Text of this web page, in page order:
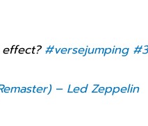
effect? #versejumping
– Led Zeppelin